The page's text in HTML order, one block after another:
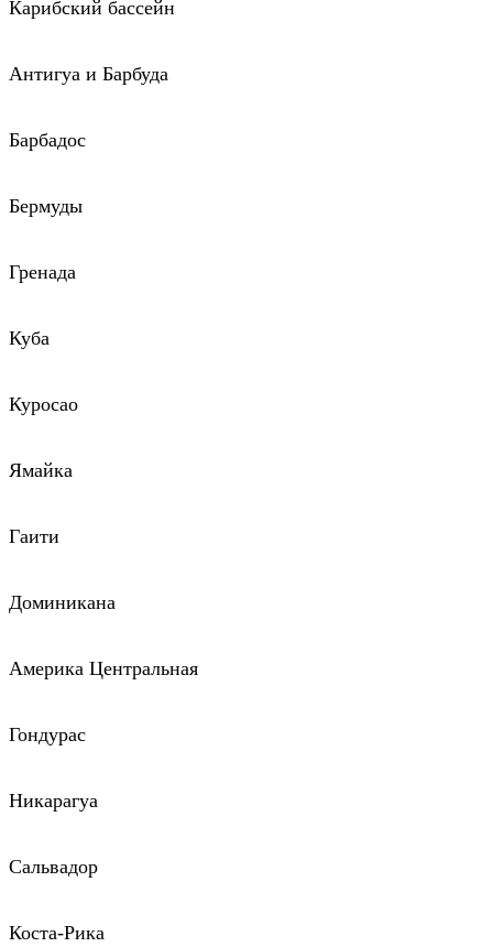
Карибский бассейн
Антигуа и Барбуда
Барбадос
Бермуды
Гренада
Куба
Куросао
Ямайка
Гаити
Доминикана
Америка Центральная
Гондурас
Никарагуа
Сальвадор
Коста-Рика